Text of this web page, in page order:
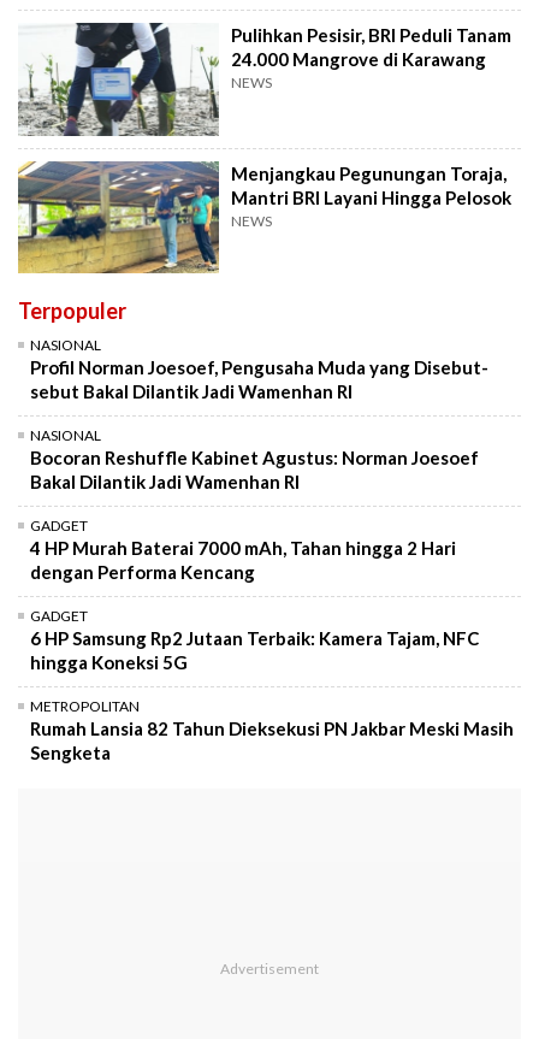
Pulihkan Pesisir, BRI Peduli Tanam
24.000 Mangrove di Karawang
NEWS
Menjangkau Pegunungan Toraja,
Mantri BRI Layani Hingga Pelosok
NEWS
Terpopuler
NASIONAL
Profil Norman Joesoef, Pengusaha Muda yang Disebut-
sebut Bakal Dilantik Jadi Wamenhan RI
NASIONAL
Bocoran Reshuffle Kabinet Agustus: Norman Joesoef
Bakal Dilantik Jadi Wamenhan RI
GADGET
4 HP Murah Baterai 7000 mAh, Tahan hingga 2 Hari
dengan Performa Kencang
GADGET
6 HP Samsung Rp2 Jutaan Terbaik: Kamera Tajam, NFC
hingga Koneksi 5G
METROPOLITAN
Rumah Lansia 82 Tahun Dieksekusi PN Jakbar Meski Masih
Sengketa